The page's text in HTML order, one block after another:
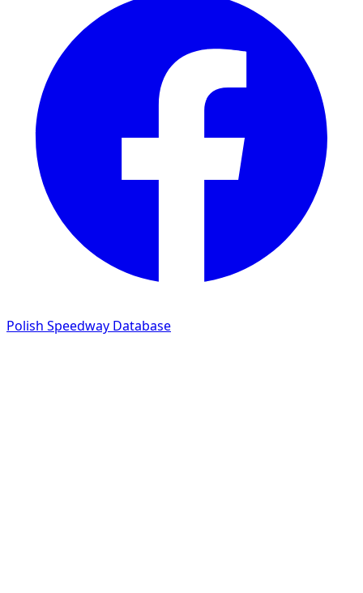
Polish Speedway Database